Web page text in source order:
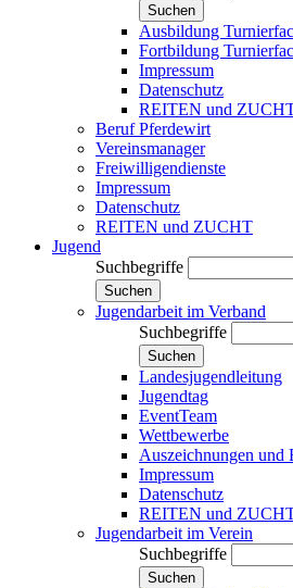
Suchen
Ausbildung
Fortbildung
Impressum
Datenschutz
REITEN und
Beruf Pferdewirt
Vereinsmanager
Freiwilligendienste
Impressum
Datenschutz
REITEN und ZUCHT
Jugend
Suchbegriffe
Suchen
Jugendarbeit im Verband
Suchbegriffe
Suchen
Landesjugendleitung
Jugendtag
EventTeam
Wettbewerbe
Auszeichnungen und
Impressum
Datenschutz
REITEN und
Jugendarbeit im Verein
Suchbegriffe
Suchen